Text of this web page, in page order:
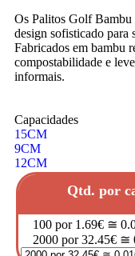
Os Palitos Golf Bambu
design sofisticado para
Fabricados em bambu
compostabilidade e
informais.
Capacidades
15CM
9CM
12CM
Qtd. por
100 por 1.69€ ≅
2000 por 32.45€ ≅